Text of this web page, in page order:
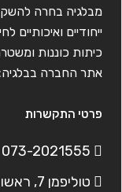
מבלגיה בחרה
ייחודיים ואיכותיים
כיתות כוננות
אתר החברה בבלגיה:
פרטי התקשרות
073-2021555
טוליפמן 7, ראשון לציון